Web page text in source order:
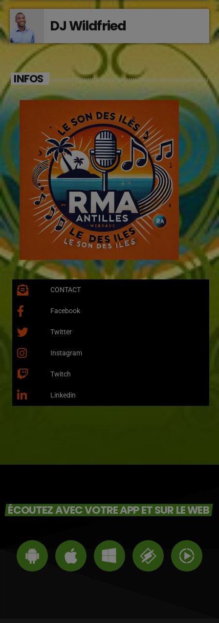
DJ Wildfried
INFOS
CONTACT
Facebook
Twitter
Instagram
Twitch
Linkedin
ÉCOUTEZ AVEC VOTRE APP ET SUR LE WEB